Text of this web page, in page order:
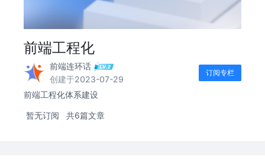
前端工程化
前端连环话
创建于2023-07-29
订阅专栏
前端工程化体系建设
暂无订阅 共6篇文章